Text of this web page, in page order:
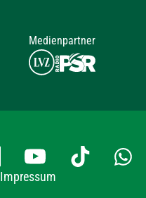
Medienpartner
Impressum